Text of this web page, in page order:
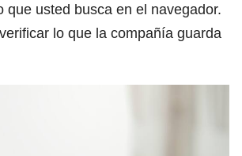
que usted busca en el navegador.
lo que la compañía guarda